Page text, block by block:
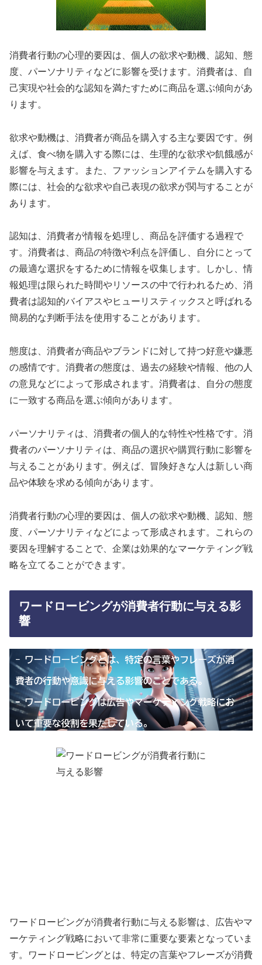
消費者行動の心理的要因は、個人の欲求や動機、認知、態
度、パーソナリティなどに影響を受けます。消費者は、自
己実現や社会的な認知を満たすために商品を選ぶ傾向があ
ります。
欲求や動機は、消費者が商品を購入する主な要因です。例
えば、食べ物を購入する際には、生理的な欲求や飢餓感が
影響を与えます。また、ファッションアイテムを購入する
際には、社会的な欲求や自己表現の欲求が関与することが
あります。
認知は、消費者が情報を処理し、商品を評価する過程で
す。消費者は、商品の特徴や利点を評価し、自分にとって
の最適な選択をするために情報を収集します。しかし、情
報処理は限られた時間やリソースの中で行われるため、消
費者は認知的バイアスやヒューリスティックスと呼ばれる
簡易的な判断手法を使用することがあります。
態度は、消費者が商品やブランドに対して持つ好意や嫌悪
の感情です。消費者の態度は、過去の経験や情報、他の人
の意見などによって形成されます。消費者は、自分の態度
に一致する商品を選ぶ傾向があります。
パーソナリティは、消費者の個人的な特性や性格です。消
費者のパーソナリティは、商品の選択や購買行動に影響を
与えることがあります。例えば、冒険好きな人は新しい商
品や体験を求める傾向があります。
消費者行動の心理的要因は、個人の欲求や動機、認知、態
度、パーソナリティなどによって形成されます。これらの
要因を理解することで、企業は効果的なマーケティング戦
略を立てることができます。
ワードロービングが消費者行動に与える影
響
ワードロービングが消費者行動に与える影響は、広告やマ
ーケティング戦略において非常に重要な要素となっていま
す。ワードロービングとは、特定の言葉やフレーズが消費